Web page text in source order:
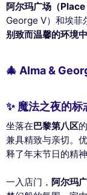
阿尔玛广场（Place
George V）和埃菲
别致而温馨的环境中
🎄 Alma &
✨ 魔法之夜的标
坐落在巴黎第八区
兼具精致与亲切。
释了年末节日的精
一入店门， 阿尔玛